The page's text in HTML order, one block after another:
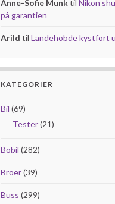
Anne-Sofie Munktil Nikon
på garantien
Arild til Landehobde kystfort
KATEGORIER
Bil (69)
Tester(21)
Bobil (282)
Broer(39)
Buss (299)